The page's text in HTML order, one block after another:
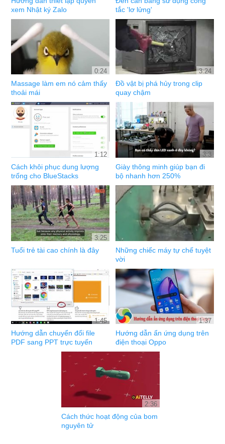
xem Nhật ký Zalo
tắc 'lơ lửng'
0:24
Massage làm em nó cảm thấy
thoải mái
3:24
Đồ vật bị phá hủy trong clip
quay chậm
1:12
Cách khôi phục dung lượng
trống cho BlueStacks
3:3
Giày thông minh giúp bạn đi
bộ nhanh hơn 250%
3:25
Tuổi trẻ tài cao chính là đây
Những chiếc máy tự chế tuyệt
vời
1:45
Hướng dẫn chuyển đổi file
PDF sang PPT trực tuyến
1:37
Hướng dẫn ẩn ứng dụng trên
điện thoại Oppo
2:36
Cách thức hoạt động của bom
nguyên tử